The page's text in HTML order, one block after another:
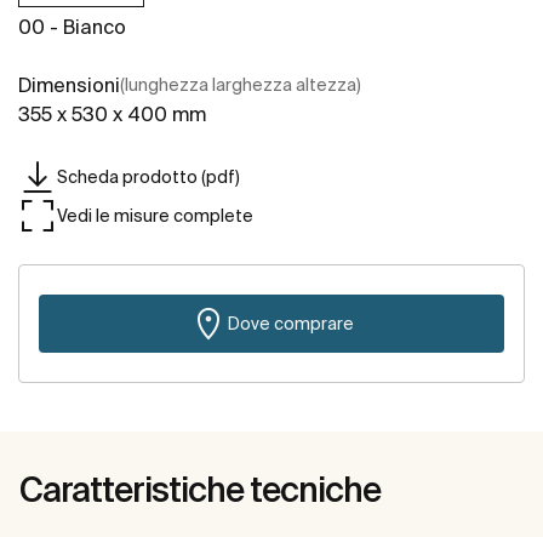
00 - Bianco
Dimensioni(lunghezza larghezza altezza)
355 x 530 x 400 mm
Scheda prodotto (pdf)
Vedi le misure complete
Dove comprare
Caratteristiche tecniche